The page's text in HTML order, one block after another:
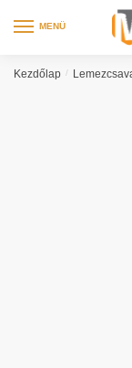
MENÜ
Kezdőlap /